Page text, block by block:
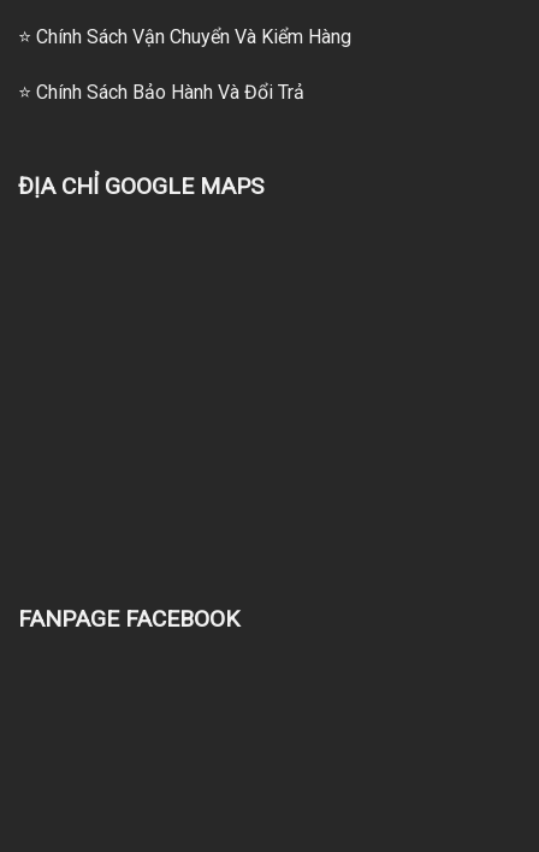
⭐ Chính Sách Vận Chuyển Và Kiểm Hàng
⭐ Chính Sách Bảo Hành Và Đổi Trả
ĐỊA CHỈ GOOGLE MAPS
FANPAGE FACEBOOK